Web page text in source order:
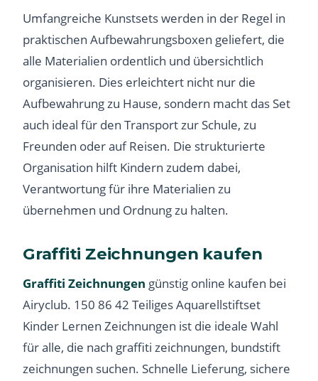
Umfangreiche Kunstsets werden in der Regel in
praktischen Aufbewahrungsboxen geliefert, die
alle Materialien ordentlich und übersichtlich
organisieren. Dies erleichtert nicht nur die
Aufbewahrung zu Hause, sondern macht das Set
auch ideal für den Transport zur Schule, zu
Freunden oder auf Reisen. Die strukturierte
Organisation hilft Kindern zudem dabei,
Verantwortung für ihre Materialien zu
übernehmen und Ordnung zu halten.
Graffiti Zeichnungen kaufen
Graffiti Zeichnungen günstig online kaufen bei
Airyclub. 150 86 42 Teiliges Aquarellstiftset
Kinder Lernen Zeichnungen ist die ideale Wahl
für alle, die nach graffiti zeichnungen, bundstift
zeichnungen suchen. Schnelle Lieferung, sichere